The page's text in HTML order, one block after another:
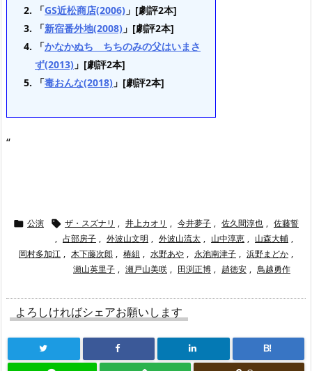
「GS近松商店(2006) 」[劇評2本]
「新宿番外地(2008) 」[劇評2本]
「かなかぬち ちちのみの父はいまさ
ず(2013) 」[劇評2本]
「毒おんな(2018) 」[劇評2本]
“
 公演  ザ・スズナリ , 井上カオリ , 今井夢子 , 佐久間淳也 , 佐藤誓
, 占部房子 , 外波山文明 , 外波山流太 , 山中淳恵 , 山森大輔 ,
岡村多加江 , 木下藤次郎 , 椿組 , 水野あや , 永池南津子 , 浜野まどか ,
瀬山英里子 , 瀬戸山美咲 , 田渕正博 , 趙徳安 , 鳥越勇作
よろしければシェアお願いします
B!